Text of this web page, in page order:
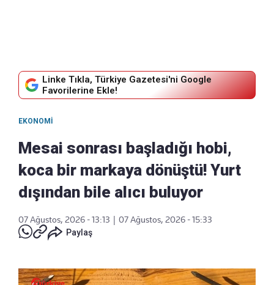
Linke Tıkla, Türkiye Gazetesi'ni Google
Favorilerine Ekle!
EKONOMI
Mesai sonrası başladığı hobi,
koca bir markaya dönüştü! Yurt
dışından bile alıcı buluyor
07 Ağustos, 2026 - 13:13
07 Ağustos, 2026 - 15:33
Paylaş